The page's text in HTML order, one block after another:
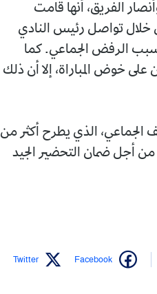
الفريق، أنها قامت
من خلال تواصل رئيس النادي
الرفض الجماعي. كما
خوض المباراة، إلا أن ذلك
الجماعي، الذي يطرح أكثر من
من أجل ضمان التحضير الجيد
Facebook
Twitter